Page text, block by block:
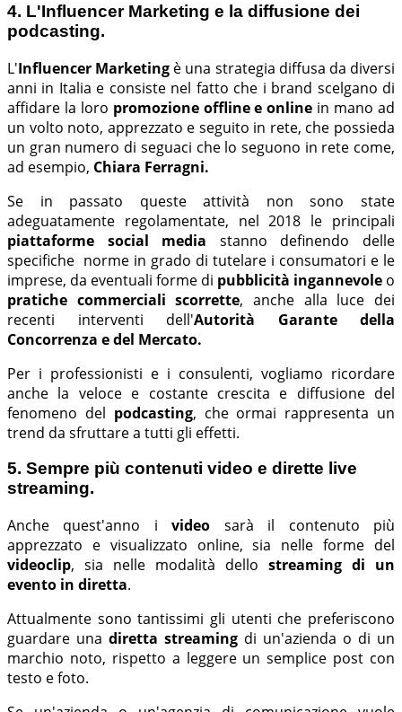
4. L'Influencer Marketing e la diffusione dei
podcasting.
L'Influencer Marketing è una strategia diffusa da diversi
anni in Italia e consiste nel fatto che i brand scelgano di
affidare la loro promozione offline e online in mano ad
un volto noto, apprezzato e seguito in rete, che possieda
un gran numero di seguaci che lo seguono in rete come,
ad esempio, Chiara Ferragni.
Se in passato queste attività non sono state
adeguatamente regolamentate, nel 2018 le principali
piattaforme social media stanno definendo delle
specifiche norme in grado di tutelare i consumatori e le
imprese, da eventuali forme di pubblicità ingannevole o
pratiche commerciali scorrette, anche alla luce dei
recenti interventi dell'Autorità Garante della
Concorrenza e del Mercato.
Per i professionisti e i consulenti, vogliamo ricordare
anche la veloce e costante crescita e diffusione del
fenomeno del podcasting, che ormai rappresenta un
trend da sfruttare a tutti gli effetti.
5. Sempre più contenuti video e dirette live
streaming.
Anche quest'anno ivideo sarà il contenuto più
apprezzato e visualizzato online, sia nelle forme del
videoclip, sia nelle modalità dello streaming di un
evento in diretta.
Attualmente sono tantissimi gli utenti che preferiscono
guardare una diretta streaming di un'azienda o di un
marchio noto, rispetto a leggere un semplice post con
testo e foto.